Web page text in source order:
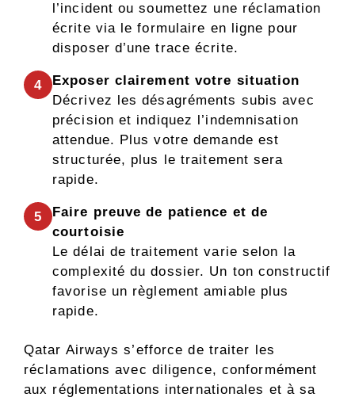
l’incident ou soumettez une réclamation
écrite via le formulaire en ligne pour
disposer d’une trace écrite.
4
Exposer clairement votre situation
Décrivez les désagréments subis avec
précision et indiquez l’indemnisation
attendue. Plus votre demande est
structurée, plus le traitement sera
rapide.
5
Faire preuve de patience et de
courtoisie
Le délai de traitement varie selon la
complexité du dossier. Un ton constructif
favorise un règlement amiable plus
rapide.
Qatar Airways s’efforce de traiter les
réclamations avec diligence, conformément
aux réglementations internationales et à sa